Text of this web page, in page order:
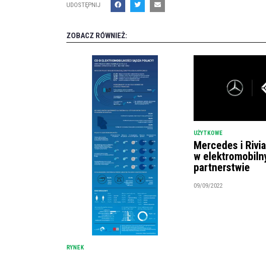
UDOSTĘPNIJ
ZOBACZ RÓWNIEŻ:
RYNEK
UŻYTKOWE
Mercedes i
w
partnerstwie
09/09/2022